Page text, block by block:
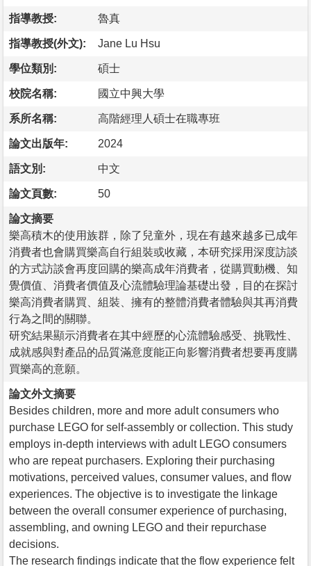
指導教授: 魯真
指導教授(外文): Jane Lu Hsu
學位類別: 碩士
校院名稱: 國立中興大學
系所名稱: 高階經理人碩士在職專班
論文出版年: 2024
語文別: 中文
論文頁數: 50
論文摘要
樂高積木的使用族群，除了兒童外，現在有越來越多已成年
消費者也會購買樂高自行組裝或收藏，本研究採用深度訪談
的方式訪談會再度回購的樂高成年消費者，從購買動機、知
覺價值、消費者價值及心流體驗理論基礎出發，目的在探討
樂高消費者購買、組裝、擁有的整體消費者體驗與其再消費
行為之間的關聯。
研究結果顯示消費者在其中經歷的心流體驗感受、挑戰性、
成就感與對產品的品質滿意度能正向影響消費者想要再度購
買樂高的意願。
論文外文摘要
Besides children, more and more adult consumers who
purchase LEGO for self-assembly or collection. This study
employs in-depth interviews with adult LEGO consumers
who are repeat purchasers. Exploring their purchasing
motivations, perceived values, consumer values, and flow
experiences. The objective is to investigate the linkage
between the overall consumer experience of purchasing,
assembling, and owning LEGO and their repurchase
decisions.
The research findings indicate that the flow experience felt